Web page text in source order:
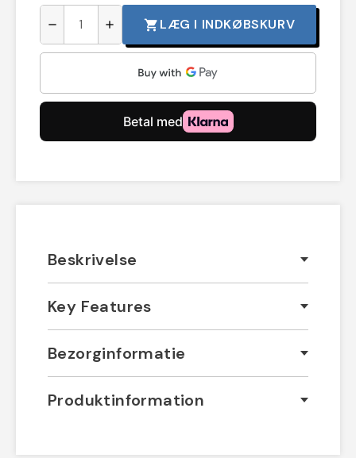
remove add shopping_cart LÆG I INDKØBSKURV
Beskrivelse
Key Features
Bezorginformatie
Produktinformation